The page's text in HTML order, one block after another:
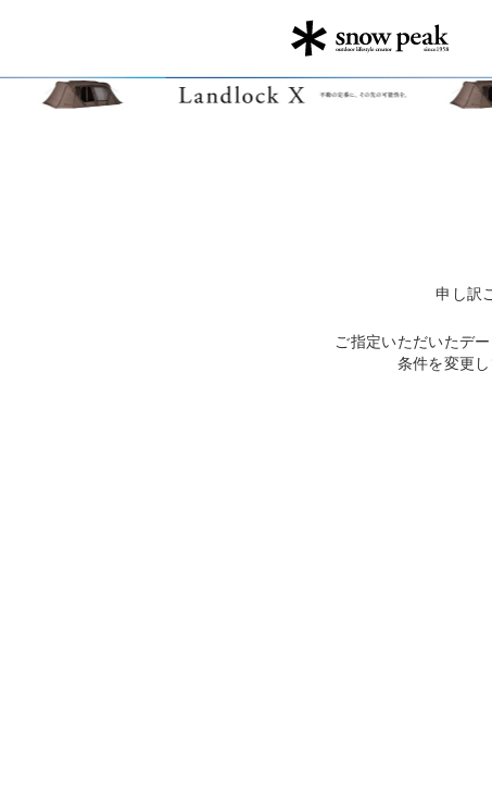
申し訳
ご指定いただいたデ
条件を変更し